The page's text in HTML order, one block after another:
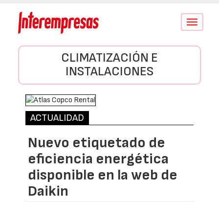
Conmutar
CLIMATIZACIÓN E
INSTALACIONES
ACTUALIDAD
Nuevo etiquetado de
eficiencia energética
disponible en la web de
Daikin